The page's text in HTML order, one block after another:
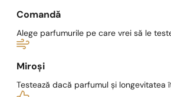
Comandă
Alege parfumurile pe care vrei să le
Miroși
Testează dacă parfumul și longevitatea